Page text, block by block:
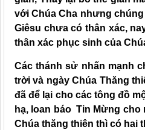
với Chúa Cha nhưng
Giêsu chưa có thân xác,
thân xác phục sinh của
Các thánh sử nhấn mạnh
trời và ngày Chúa Thăng
đã để lại cho các tông đồ
hạ, loan báo Tin Mừng cho
Chúa thăng thiên thì có hai